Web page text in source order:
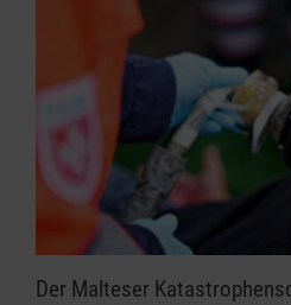
Der Malteser